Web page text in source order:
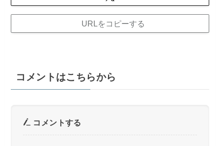
URLをコピーする
コメントはこちらから
コメントする